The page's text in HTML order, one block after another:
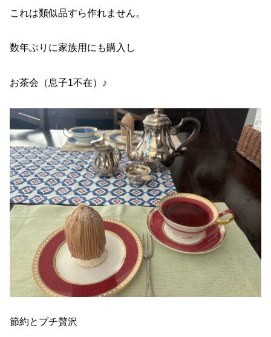
これは類似品すら作れません。
数年ぶりに家族用にも購入し
お茶会（息子1不在）♪
節約とプチ贅沢